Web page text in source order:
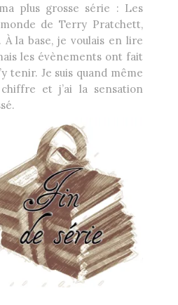
plus grosse série : Les
de Terry Pratchett,
À la base, je voulais en lire
les évènements ont fait
tenir. Je suis quand même
et j’ai la sensation